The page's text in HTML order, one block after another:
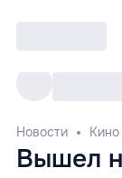
Новости Кино
Вышел